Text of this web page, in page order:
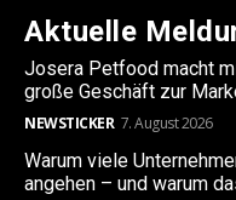
Aktuelle
Josera Petfood macht
große Geschäft zur
NEWSTICKER 7. August 2026
Warum viele
angehen – und warum